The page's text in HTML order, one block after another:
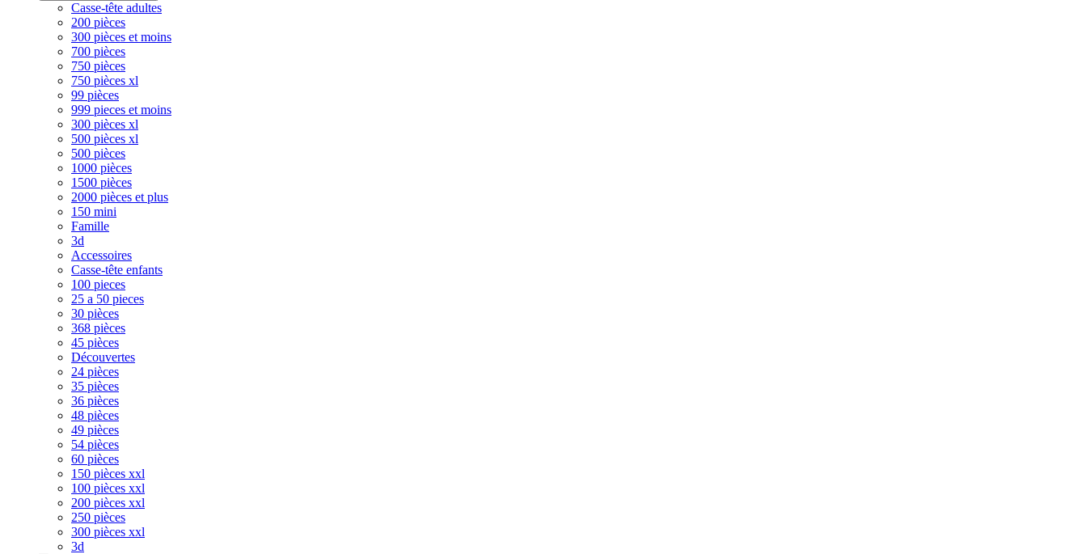
Casse-tête adultes
200 pièces
300 pièces et moins
700 pièces
750 pièces
750 pièces xl
99 pièces
999 pieces et moins
300 pièces xl
500 pièces xl
500 pièces
1000 pièces
1500 pièces
2000 pièces et plus
150 mini
Famille
3d
Accessoires
Casse-tête enfants
100 pieces
25 a 50 pieces
30 pièces
368 pièces
45 pièces
Découvertes
24 pièces
35 pièces
36 pièces
48 pièces
49 pièces
54 pièces
60 pièces
150 pièces xxl
100 pièces xxl
200 pièces xxl
250 pièces
300 pièces xxl
3d